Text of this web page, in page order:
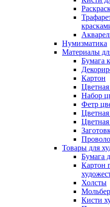
Нумизматика
Материалы
Бумага
Картон
Цветная
Набор
Фетр
Товары для
Бумага
Картон
Холсты
Кисти